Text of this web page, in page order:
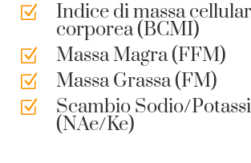
Z Indice di massa
corporea (BCMI)
Z Massa Magra (FFM)
Z Massa Grassa (FM)
Z Scambio Sodio/
(NAe/Ke)